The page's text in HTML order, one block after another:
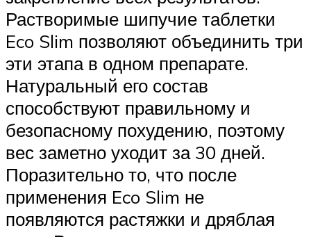
Растворимые шипучие таблетки
Eco Slim позволяют объединить три
эти этапа в одном препарате.
Натуральный его состав
способствуют правильному и
безопасному похудению, поэтому
вес заметно уходит за 30 дней.
Поразительно то, что после
применения Eco Slim не
появляются растяжки и дряблая